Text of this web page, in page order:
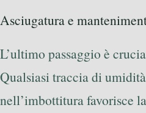
Asciugatura e
L’ultimo passaggio è
Qualsiasi traccia di
nell’imbottitura favorisce